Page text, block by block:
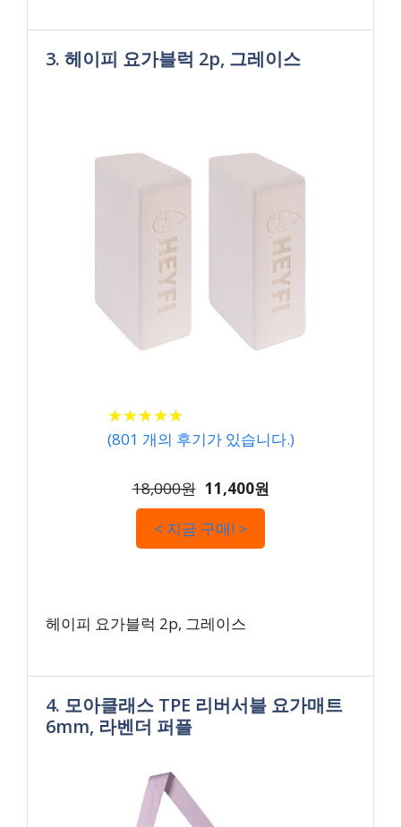
3. 헤이피 요가블럭 2p, 그레이스
★★★★★
★★★★★
(801 개의 후기가 있습니다.)
18,000원 11,400원
< 지금 구매! >
헤이피 요가블럭 2p, 그레이스
4. 모아클래스 TPE 리버서블 요가매트
6mm, 라벤더 퍼플